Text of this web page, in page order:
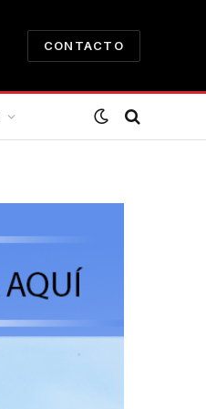
CONTACTO